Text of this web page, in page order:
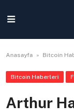
content
Anasayfa » Bitcoin
Bitcoin Haberleri
Arthur